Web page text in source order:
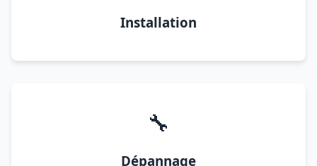
Installation
🔧
Dépannage